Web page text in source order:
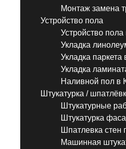
Монтаж замена
Устройство пола
Устройство пола
Укладка
Укладка паркета
Укладка
Наливной пол в
Штукатурка /
Штукатурные
Штукатурка
Шпатлевка стен
Машинная